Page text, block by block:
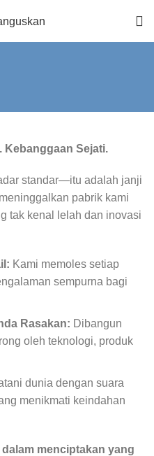
Kebanggaan Sejati.
standar—itu adalah janji
pabrik kami
tak kenal lelah dan inovasi
Kami memoles setiap
sempurna bagi
Rasakan: Dibangun
oleh teknologi, produk
dunia dengan suara
menikmati keindahan
menciptakan yang